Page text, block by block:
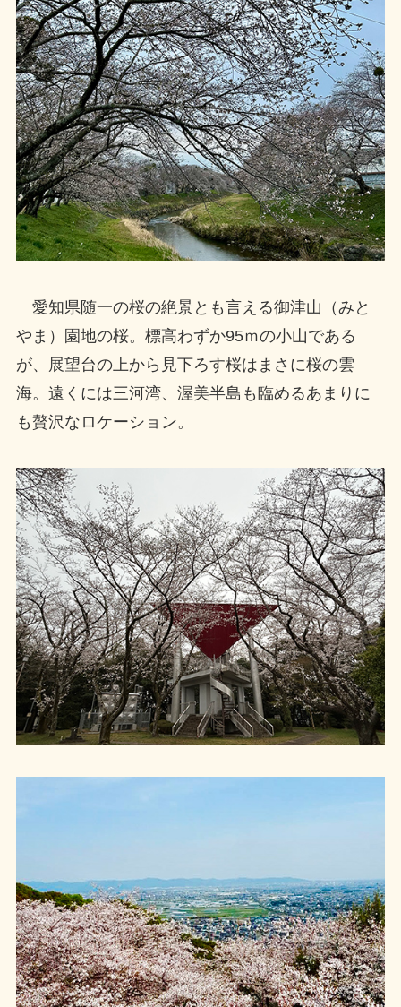
愛知県随一の桜の絶景とも言える御津山（みと
やま）園地の桜。標高わずか95ｍの小山である
が、展望台の上から見下ろす桜はまさに桜の雲
海。遠くには三河湾、渥美半島も臨めるあまりに
も贅沢なロケーション。